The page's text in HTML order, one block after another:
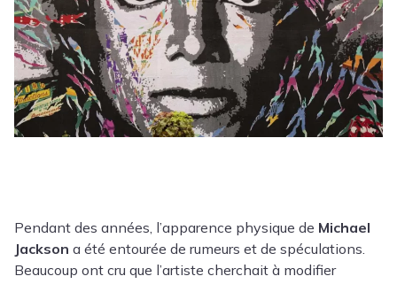
Pendant des années, l’apparence physique de Michael
Jackson a été entourée de rumeurs et de spéculations.
Beaucoup ont cru que l’artiste cherchait à modifier